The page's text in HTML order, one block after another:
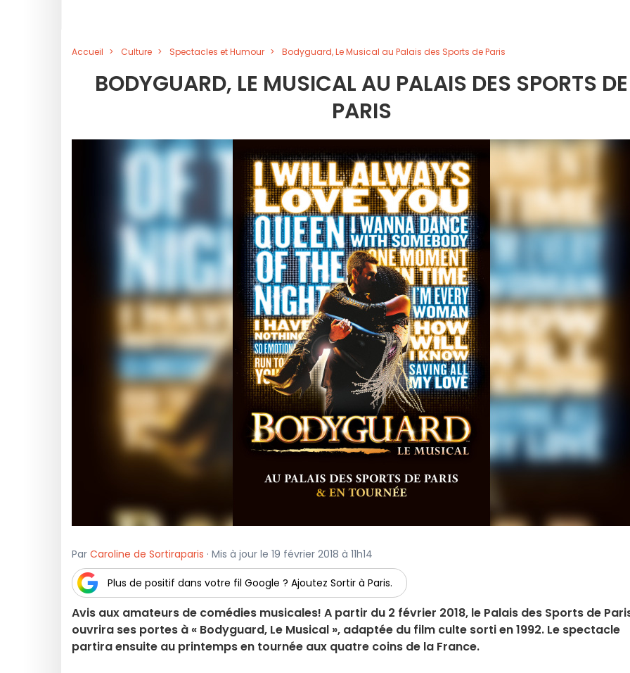
Accueil Culture Spectacles et Humour Bodyguard, Le Musical au Palais des Sports de Paris
BODYGUARD, LE MUSICAL AU PALAIS DES SPORTS DE
PARIS
Par Caroline de Sortiraparis · Mis à jour le 19 février 2018 à 11h14
Plus de positif dans votre fil Google ? Ajoutez Sortir à Paris.
Avis aux amateurs de comédies musicales! A partir du 2 février 2018, le Palais des Sports de
ouvrira ses portes à « Bodyguard, Le Musical », adaptée du film culte sorti en 1992. Le spectacle
partira ensuite au printemps en tournée aux quatre coins de la France.